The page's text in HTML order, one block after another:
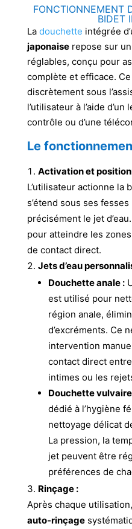
FONCTIONNEMENT
BIDET
La douchette intégrée
japonaiserepose sur un
réglables, conçu pour
complète et efficace.
discrètement sous
l’utilisateur à l’aide
contrôle ou d’une
Le
Activation et
L’utilisateur actionne la
s’étend sous ses
précisément le jet
pour atteindre les
de contact direct.
Jets d’eau
Douchette anale :
est utilisé pour
région anale,
d’excréments. Ce
intervention
contact direct
intimes ou les
Douchette
dédié à l’hygiène
nettoyage délicat
La pression, la
jet peuvent être
préférences de
Rinçage :
Après chaque
auto-rinçage